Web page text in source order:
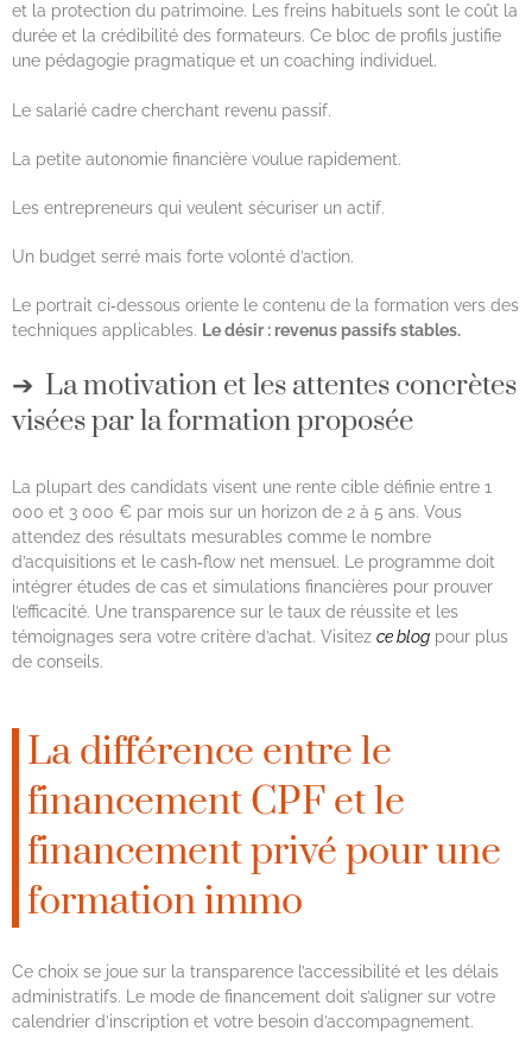
et la protection du patrimoine. Les freins habituels sont le coût la
durée et la crédibilité des formateurs. Ce bloc de profils justifie
une pédagogie pragmatique et un coaching individuel.
Le salarié cadre cherchant revenu passif.
La petite autonomie financière voulue rapidement.
Les entrepreneurs qui veulent sécuriser un actif.
Un budget serré mais forte volonté d’action.
Le portrait ci‑dessous oriente le contenu de la formation vers des
techniques applicables. Le désir : revenus passifs stables.
La motivation et les attentes concrètes
visées par la formation proposée
La plupart des candidats visent une rente cible définie entre 1
000 et 3 000 € par mois sur un horizon de 2 à 5 ans. Vous
attendez des résultats mesurables comme le nombre
d’acquisitions et le cash‑flow net mensuel. Le programme doit
intégrer études de cas et simulations financières pour prouver
l’efficacité. Une transparence sur le taux de réussite et les
témoignages sera votre critère d’achat. Visitez ce blog pour plus
de conseils.
La différence entre le
financement CPF et le
financement privé pour une
formation immo
Ce choix se joue sur la transparence l’accessibilité et les délais
administratifs. Le mode de financement doit s’aligner sur votre
calendrier d’inscription et votre besoin d’accompagnement.